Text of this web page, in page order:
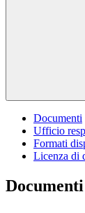
Documenti
Ufficio
Formati
Licenza di
Documenti